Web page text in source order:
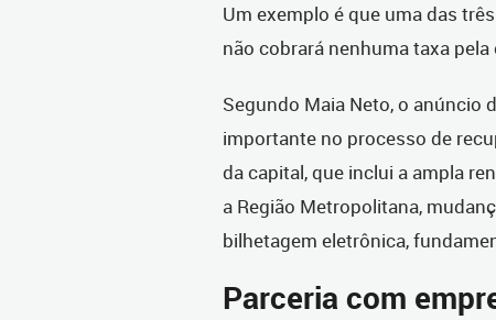
Um exemplo é que uma das
não cobrará nenhuma taxa
Segundo Maia Neto, o anúncio
importante no processo de
da capital, que inclui a ampla
a Região Metropolitana,
bilhetagem eletrônica,
Parceria com